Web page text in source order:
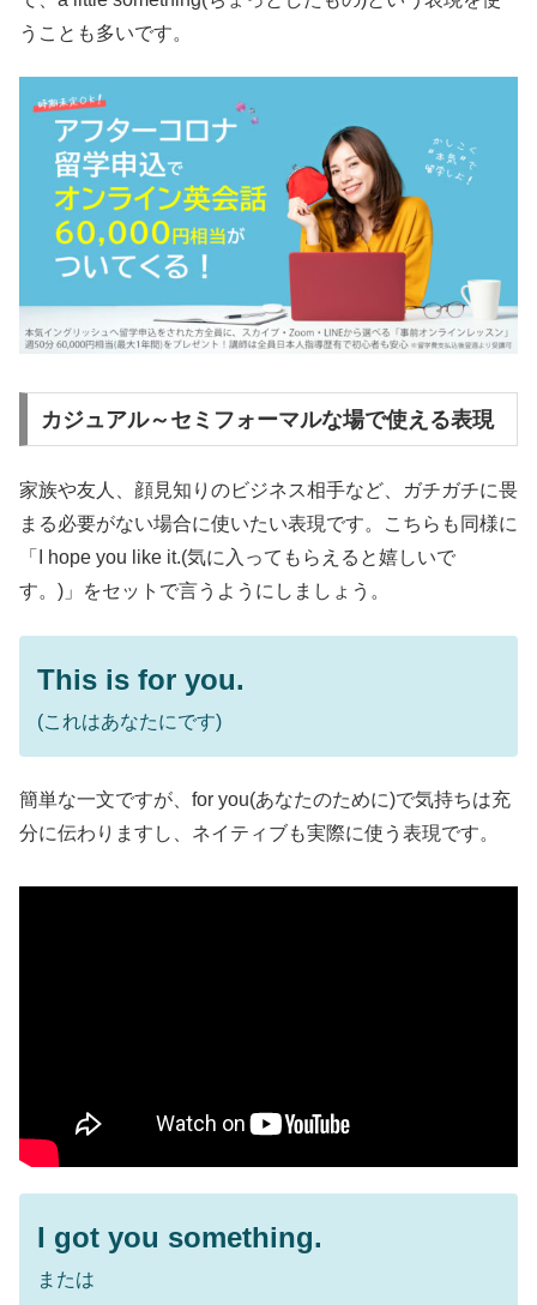
うことも多いです。
カジュアル～セミフォーマルな場で使える表現
家族や友人、顔見知りのビジネス相手など、ガチガチに畏
まる必要がない場合に使いたい表現です。こちらも同様に
「I hope you like it.(気に入ってもらえると嬉しいで
す。)」をセットで言うようにしましょう。
This is for you.
(これはあなたにです)
簡単な一文ですが、for you(あなたのために)で気持ちは充
分に伝わりますし、ネイティブも実際に使う表現です。
I got you something.
または